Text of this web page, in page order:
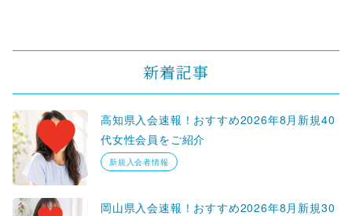
新着記事
高知県入会速報！おすすめ2026年8月新規40
代女性会員をご紹介
新規入会者情報
岡山県入会速報！おすすめ2026年8月新規30